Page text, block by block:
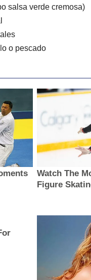
salsa verde cremosa)
o pescado